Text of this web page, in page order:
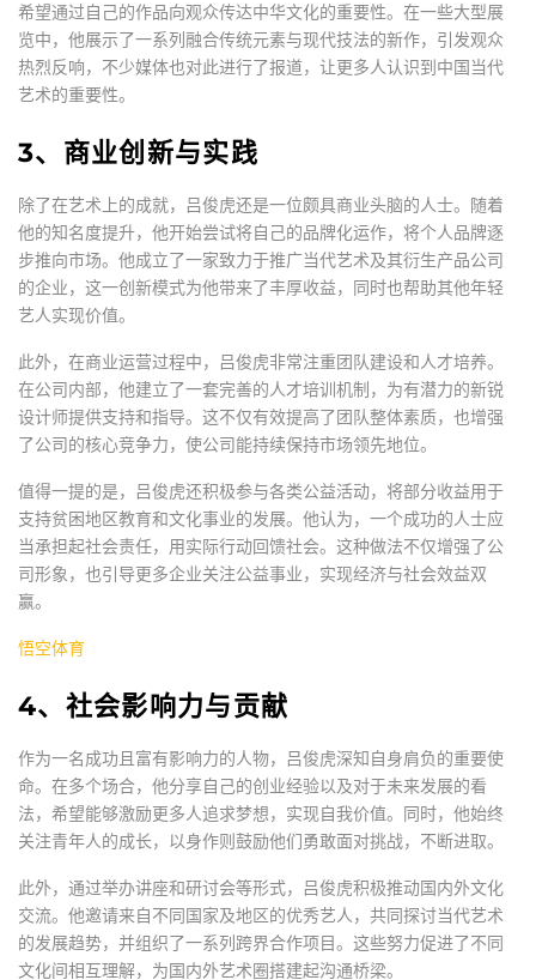
希望通过自己的作品向观众传达中华文化的重要性。在一些大型展
览中，他展示了一系列融合传统元素与现代技法的新作，引发观众
热烈反响，不少媒体也对此进行了报道，让更多人认识到中国当代
艺术的重要性。
3、商业创新与实践
除了在艺术上的成就，吕俊虎还是一位颇具商业头脑的人士。随着
他的知名度提升，他开始尝试将自己的品牌化运作，将个人品牌逐
步推向市场。他成立了一家致力于推广当代艺术及其衍生产品公司
的企业，这一创新模式为他带来了丰厚收益，同时也帮助其他年轻
艺人实现价值。
此外，在商业运营过程中，吕俊虎非常注重团队建设和人才培养。
在公司内部，他建立了一套完善的人才培训机制，为有潜力的新锐
设计师提供支持和指导。这不仅有效提高了团队整体素质，也增强
了公司的核心竞争力，使公司能持续保持市场领先地位。
值得一提的是，吕俊虎还积极参与各类公益活动，将部分收益用于
支持贫困地区教育和文化事业的发展。他认为，一个成功的人士应
当承担起社会责任，用实际行动回馈社会。这种做法不仅增强了公
司形象，也引导更多企业关注公益事业，实现经济与社会效益双
赢。
悟空体育
4、社会影响力与贡献
作为一名成功且富有影响力的人物，吕俊虎深知自身肩负的重要使
命。在多个场合，他分享自己的创业经验以及对于未来发展的看
法，希望能够激励更多人追求梦想，实现自我价值。同时，他始终
关注青年人的成长，以身作则鼓励他们勇敢面对挑战，不断进取。
此外，通过举办讲座和研讨会等形式，吕俊虎积极推动国内外文化
交流。他邀请来自不同国家及地区的优秀艺人，共同探讨当代艺术
的发展趋势，并组织了一系列跨界合作项目。这些努力促进了不同
文化间相互理解，为国内外艺术圈搭建起沟通桥梁。